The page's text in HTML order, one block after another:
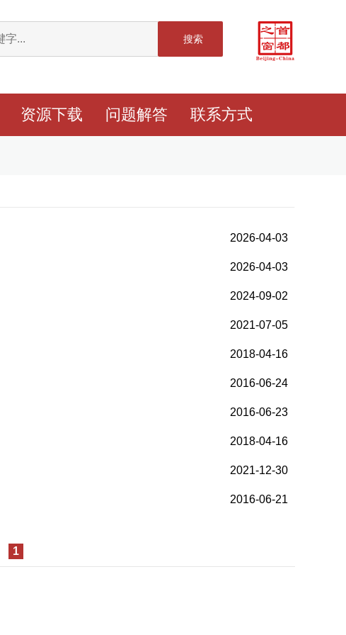
搜索
资源下载 问题解答 联系方式
2026-04-03
2026-04-03
2024-09-02
2021-07-05
2018-04-16
2016-06-24
2016-06-23
2018-04-16
2021-12-30
2016-06-21
1